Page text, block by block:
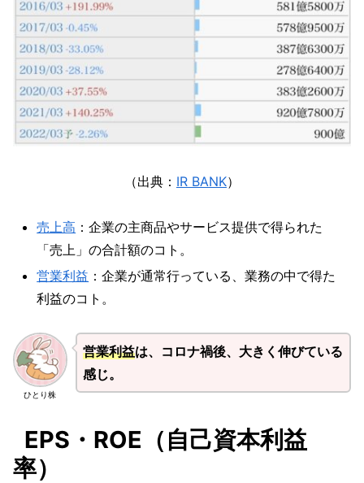
（出典： IR BANK）
売上高 ：企業の主商品やサービス提供で得られた
「売上」の合計額のコト。
営業利益 ：企業が通常行っている、業務の中で得た
利益のコト。
ひとり株
営業利益は、コロナ禍後、大きく伸びている
感じ。
EPS・ROE（自己資本利益
率）